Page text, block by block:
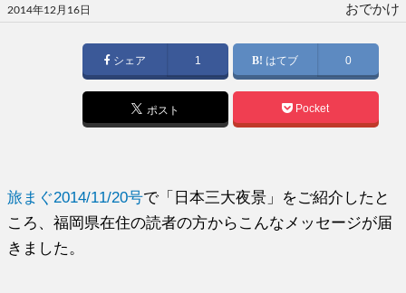
投
稿
2014年12月16日 おでかけ
シェア 1 はてブ 0
ポスト Pocket
旅まぐ2014/11/20号で「日本三大夜景」をご紹介したと
ころ、福岡県在住の読者の方からこんなメッセージが届
きました。